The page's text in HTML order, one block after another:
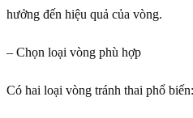
hưởng đến hiệu quả của vòng.
– Chọn loại vòng phù hợp
Có hai loại vòng tránh thai phổ